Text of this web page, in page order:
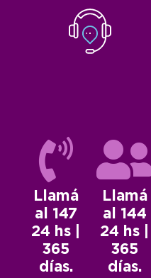
Llamá
al 147
24 hs |
365
días.
Llamá
al 144
24 hs |
365
días.